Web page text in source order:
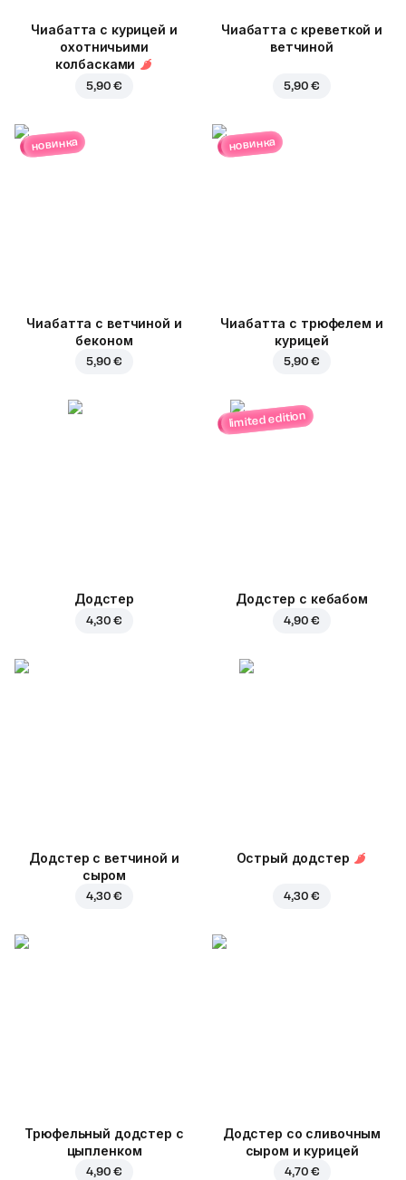
Чиабатта с курицей и
охотничьими
колбасками
5,90 €
Чиабатта с креветкой и
ветчиной
5,90 €
новинка
Чиабатта с ветчиной и
беконом
5,90 €
новинка
Чиабатта с трюфелем и
курицей
5,90 €
Додстер
4,30 €
limited edition
Додстер с кебабом
4,90 €
Додстер с ветчиной и
сыром
4,30 €
Острый додстер
4,30 €
Трюфельный додстер c
цыпленком
4,90 €
Додстер со сливочным
сыром и курицей
4,70 €